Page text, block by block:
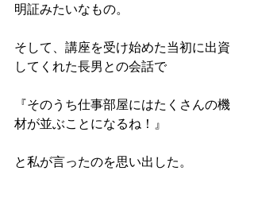
明証みたいなもの。
そして、講座を受け始めた当初に出資
してくれた長男との会話で
『そのうち仕事部屋にはたくさんの機
材が並ぶことになるね！』
と私が言ったのを思い出した。